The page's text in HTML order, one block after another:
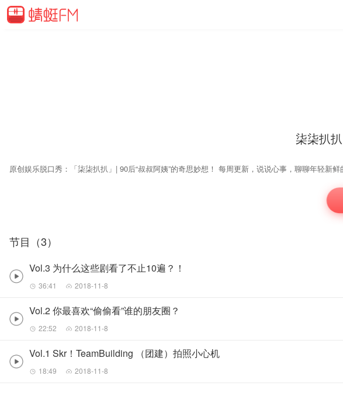
柒柒扒
节目（3）
Vol.3 为什么这些剧看了不止10遍？！
36:41 2018-11-8
Vol.2 你最喜欢“偷偷看”谁的朋友圈？
22:52 2018-11-8
Vol.1 Skr！TeamBuilding （团建）拍照小心机
18:49 2018-11-8